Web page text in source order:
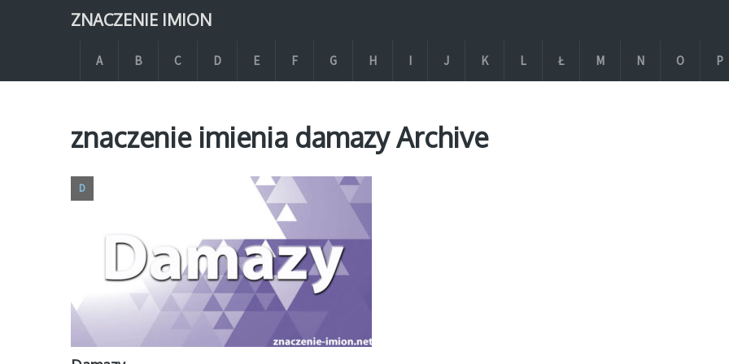
ZNACZENIE IMION
A B C D E F G H I J K L Ł M N O P
znaczenie imienia damazy Archive
D